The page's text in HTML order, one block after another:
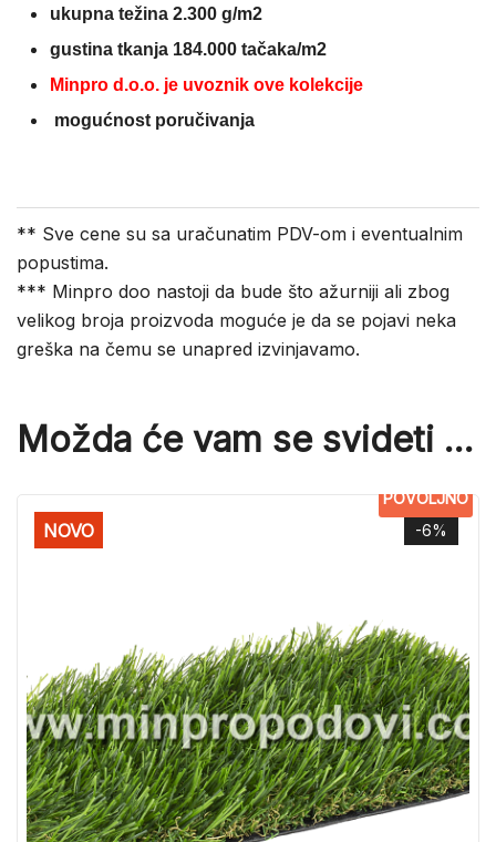
ukupna težina 2.300 g/m2
gustina tkanja 184.000 tačaka/m2
Minpro d.o.o. je uvoznik ove kolekcije
mogućnost poručivanja
** Sve cene su sa uračunatim PDV-om i eventualnim
popustima.
*** Minpro doo nastoji da bude što ažurniji ali zbog
velikog broja proizvoda moguće je da se pojavi neka
greška na čemu se unapred izvinjavamo.
Možda će vam se svideti …
-6%
NOVO
POVOLJNO